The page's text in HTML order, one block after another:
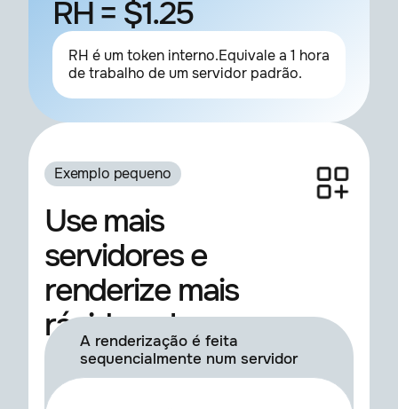
RH = $1.25
RH é um token interno.Equivale a 1 hora
de trabalho de um servidor padrão.
Exemplo pequeno
Use mais
servidores e
renderize mais
rápido pelo mesmo
custoA renderização é feita
sequencialmente num servidor